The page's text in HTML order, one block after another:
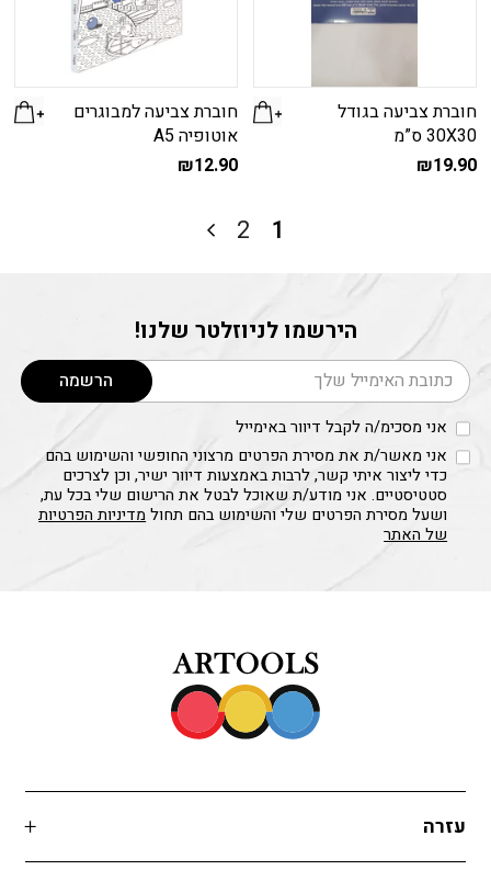
חוברת צביעה בגודל
30X30 ס”מ
₪19.90
חוברת צביעה למבוגרים
אוטופיה A5
₪12.90
1
2
הירשמו לניוזלטר שלנו!
דוא׳׳ל הרשמה
אני מסכימ/ה לקבל דיוור באימייל
אני מאשר/ת את מסירת הפרטים מרצוני החופשי והשימוש בהם
כדי ליצור איתי קשר, לרבות באמצעות דיוור ישיר, וכן לצרכים
סטטיסטיים. אני מודע/ת שאוכל לבטל את הרישום שלי בכל עת,
ושעל מסירת הפרטים שלי והשימוש בהם תחולמדיניות הפרטיות
של האתר
עזרה